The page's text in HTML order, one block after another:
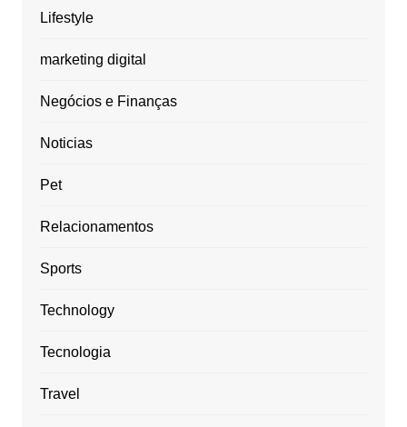
Lifestyle
marketing digital
Negócios e Finanças
Noticias
Pet
Relacionamentos
Sports
Technology
Tecnologia
Travel